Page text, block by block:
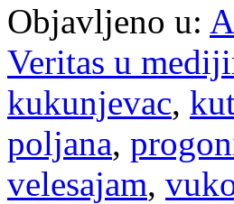
Objavljeno u:
Veritas u
kukunjevac,
poljana,
velesajam,